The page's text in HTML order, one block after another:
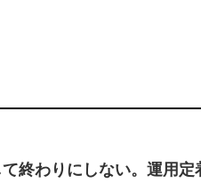
終わりにしない。運用定